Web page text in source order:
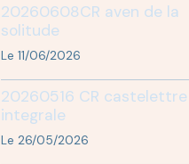
20260608CR aven de la
solitude
Le 11/06/2026
20260516 CR castelettre
integrale
Le 26/05/2026